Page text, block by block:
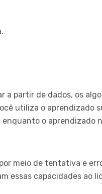
a partir de dados, os
utiliza o aprendizado
o aprendizado
meio de tentativa e
essas capacidades ao